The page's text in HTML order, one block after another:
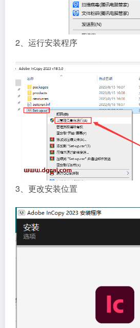
2、运行安装程序
3、更改安装位置